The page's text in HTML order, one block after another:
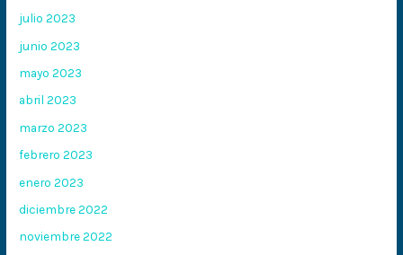
julio 2023
junio 2023
mayo 2023
abril 2023
marzo 2023
febrero 2023
enero 2023
diciembre 2022
noviembre 2022